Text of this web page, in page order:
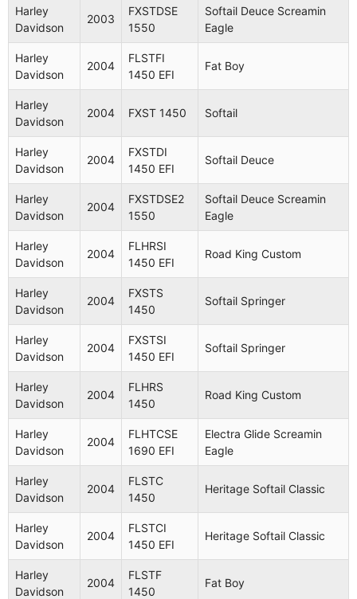
Harley
Davidson
2003
FXSTDSE
1550
Softail Deuce Screamin
Eagle
Harley
Davidson
2004
FLSTFI
1450 EFI
Fat Boy
Harley
Davidson
2004 FXST 1450 Softail
Harley
Davidson
2004
FXSTDI
1450 EFI
Softail Deuce
Harley
Davidson
2004
FXSTDSE2
1550
Softail Deuce Screamin
Eagle
Harley
Davidson
2004
FLHRSI
1450 EFI
Road King Custom
Harley
Davidson
2004
FXSTS
1450
Softail Springer
Harley
Davidson
2004
FXSTSI
1450 EFI
Softail Springer
Harley
Davidson
2004
FLHRS
1450
Road King Custom
Harley
Davidson
2004
FLHTCSE
1690 EFI
Electra Glide Screamin
Eagle
Harley
Davidson
2004
FLSTC
1450
Heritage Softail Classic
Harley
Davidson
2004
FLSTCI
1450 EFI
Heritage Softail Classic
Harley
Davidson
2004
FLSTF
1450
Fat Boy